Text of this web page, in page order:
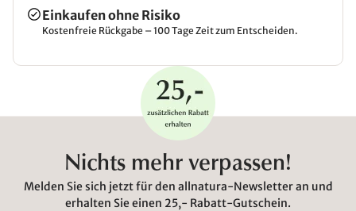
Einkaufen ohne Risiko
Kostenfreie Rückgabe – 100 Tage Zeit zum Entscheiden.
Nichts mehr verpassen!
Melden Sie sich jetzt für den allnatura-Newsletter an und
erhalten Sie einen 25,- Rabatt-Gutschein.